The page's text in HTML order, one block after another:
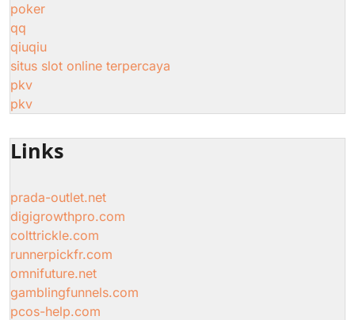
poker
qq
qiuqiu
situs slot online terpercaya
pkv
pkv
Links
prada-outlet.net
digigrowthpro.com
colttrickle.com
runnerpickfr.com
omnifuture.net
gamblingfunnels.com
pcos-help.com